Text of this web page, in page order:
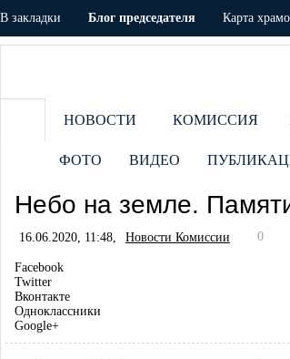
В закладки Блог председателя Карта
НОВОСТИ КОМИССИЯ
ФОТО ВИДЕО
Небо на земле.
16.06.2020, 11:48, Новости Комиссии 0
Facebook
Twitter
Вконтакте
Одноклассники
Google+